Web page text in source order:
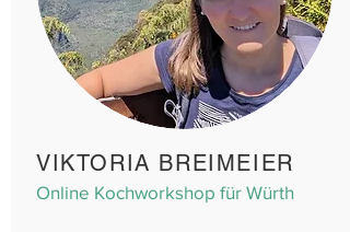
VIKTORIA BREIMEIER
Online Kochworkshop für Würth